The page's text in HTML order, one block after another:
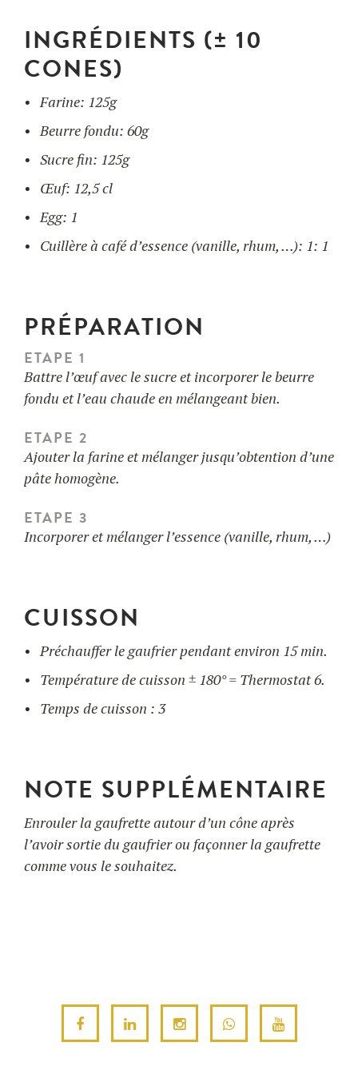
Gaufriers
INGRÉDIENTS (± 10
CONES)
Farine: 125g
Beurre fondu: 60g
Sucre fin: 125g
Œuf: 12,5 cl
Egg: 1
Cuillère à café d’essence (vanille, rhum, …): 1: 1
PRÉPARATION
ETAPE 1
Battre l’œuf avec le sucre et incorporer le beurre
fondu et l’eau chaude en mélangeant bien.
ETAPE 2
Ajouter la farine et mélanger jusqu’obtention d’une
pâte homogène.
ETAPE 3
Incorporer et mélanger l’essence (vanille, rhum, …)
CUISSON
Préchauffer le gaufrier pendant environ 15 min.
Température de cuisson ± 180° = Thermostat 6.
Temps de cuisson : 3
NOTE SUPPLÉMENTAIRE
Enrouler la gaufrette autour d’un cône après
l’avoir sortie du gaufrier ou façonner la gaufrette
comme vous le souhaitez.